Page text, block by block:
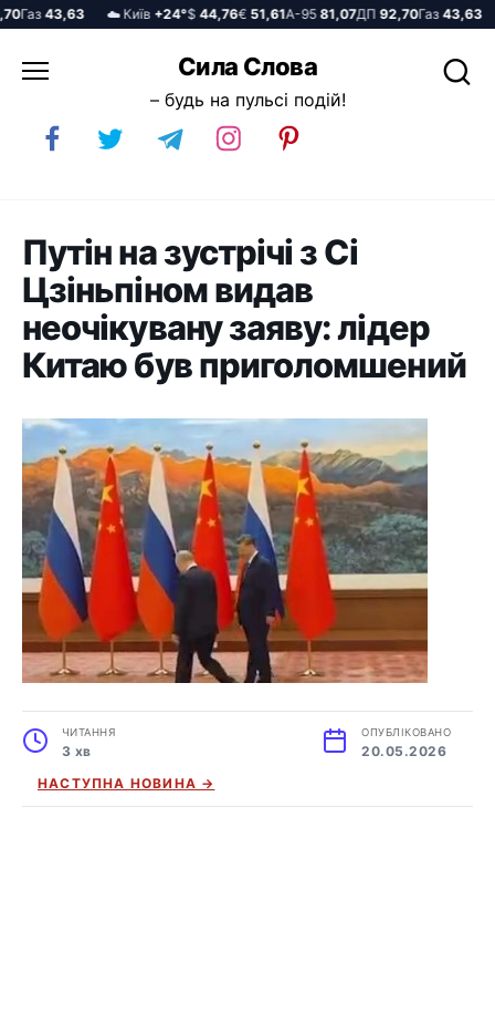
Газ43,63 ☁️ Київ+24°$44,76€51,61А-9581,07ДП92,70Газ43,63
до
Сила Слова
– будь на пульсі подій!
Путін на зустрічі з Сі
Цзіньпіном видав
неочікувану заяву: лідер
Китаю був приголомшений
ЧИТАННЯ
3 хв
ОПУБЛІКОВАНО
20.05.2026
НАСТУПНА НОВИНА →